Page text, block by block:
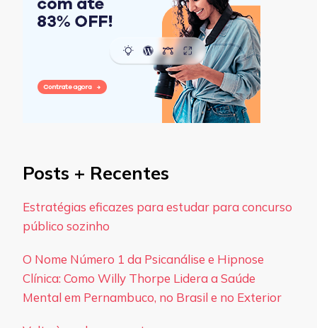
Posts + Recentes
Estratégias eficazes para estudar para concurso
público sozinho
O Nome Número 1 da Psicanálise e Hipnose
Clínica: Como Willy Thorpe Lidera a Saúde
Mental em Pernambuco, no Brasil e no Exterior